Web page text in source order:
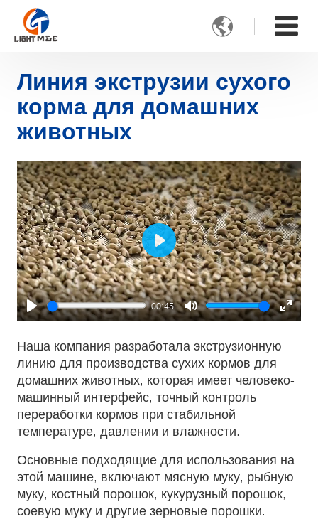

Линия экструзии сухого
корма для домашних
животных
Play
00:45
Mute
Enter
Play
Наша компания разработала экструзионную
линию для производства сухих кормов для
домашних животных, которая имеет человеко-
машинный интерфейс, точный контроль
переработки кормов при стабильной
температуре, давлении и влажности.
Основные подходящие для использования на
этой машине, включают мясную муку, рыбную
муку, костный порошок, кукурузный порошок,
соевую муку и другие зерновые порошки.